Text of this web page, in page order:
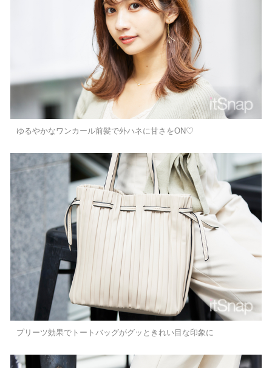
ゆるやかなワンカール前髪で外ハネに甘さをON♡
プリーツ効果でトートバッグがグッときれい目な印象に